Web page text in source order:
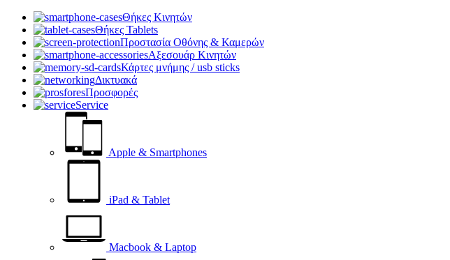
Θήκες Κινητών
Θήκες Tablets
Προστασία Οθόνης & Καμερών
Αξεσουάρ Κινητών
Κάρτες μνήμης / usb sticks
Δικτυακά
Προσφορές
Service
Apple & Smartphones
iPad & Tablet
Macbook & Laptop